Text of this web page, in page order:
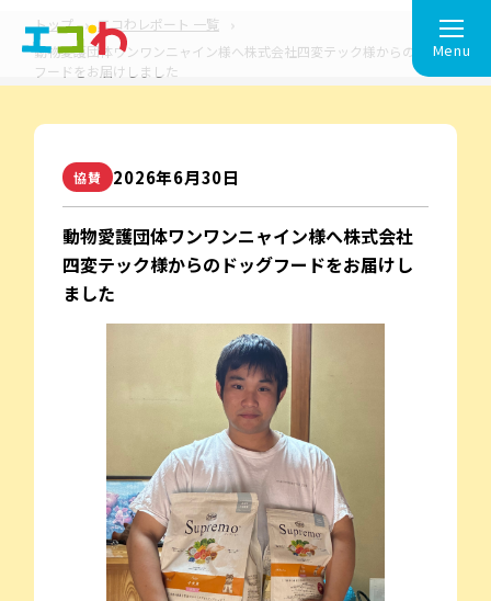
Menu
トップ
エコわレポート 一覧
動物愛護団体ワンワンニャイン様へ株式会社四変テック様からのドッグ
フードをお届けしました
協賛 2026年6⽉30⽇
動物愛護団体ワンワンニャイン様へ株式会社
四変テック様からのドッグフードをお届けし
ました